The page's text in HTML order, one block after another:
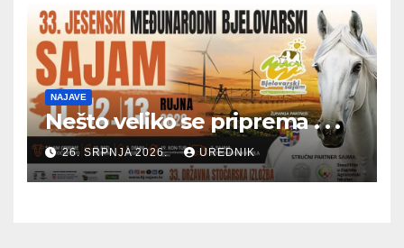
NAJAVE
Nešto veliko se priprema . . .
26. SRPNJA 2026. UREDNIK